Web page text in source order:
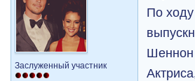
Заслуженный участник
По
Шеннон